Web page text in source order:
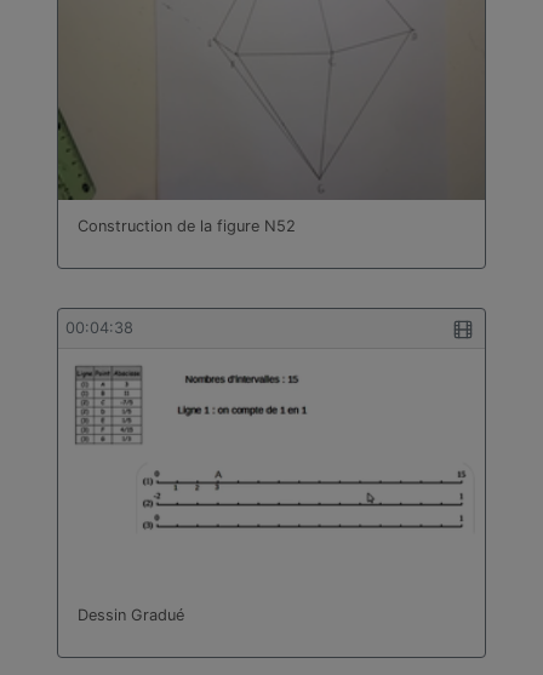
Construction de la figure N52
00:04:38
Dessin Gradué